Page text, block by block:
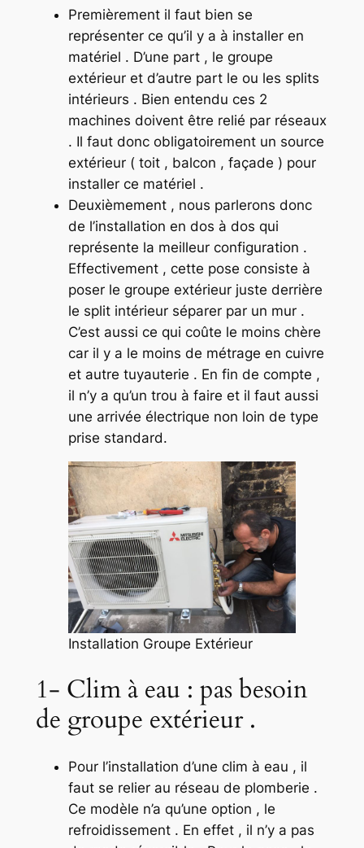
Premièrement il faut bien se
représenter ce qu’il y a à installer en
matériel . D’une part , le groupe
extérieur et d’autre part le ou les splits
intérieurs . Bien entendu ces 2
machines doivent être relié par réseaux
. Il faut donc obligatoirement un source
extérieur ( toit , balcon , façade ) pour
installer ce matériel .
Deuxièmement , nous parlerons donc
de l’installation en dos à dos qui
représente la meilleur configuration .
Effectivement , cette pose consiste à
poser le groupe extérieur juste derrière
le split intérieur séparer par un mur .
C’est aussi ce qui coûte le moins chère
car il y a le moins de métrage en cuivre
et autre tuyauterie . En fin de compte ,
il n’y a qu’un trou à faire et il faut aussi
une arrivée électrique non loin de type
prise standard.
Installation Groupe Extérieur
1- Clim à eau : pas besoin
de groupe extérieur .
Pour l’installation d’une clim à eau , il
faut se relier au réseau de plomberie .
Ce modèle n’a qu’une option , le
refroidissement . En effet , il n’y a pas